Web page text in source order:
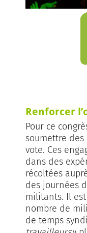
Renforcer
Pour ce
soumettre des
vote. Ces
dans des
récoltées
des journées
militants. Il
nombre de
de temps